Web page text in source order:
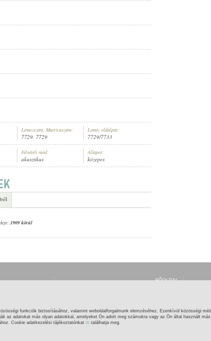
Lemezszám, Matricaszám:
7729, 7729
Lemez oldalpár:
7729/7733
Felvételi mód:
akusztikus
Állapot:
közepes
1909 körül
funkciók biztosításához, valamint weboldalforgalmunk elemzéséhez. Ezenkívül közösségi
az adatokat más olyan adatokkal, amelyeket Ön adott meg számukra vagy az Ön által használt
Cookie adatkezelési tájékoztatónkat itt találhatja meg.
FŐOLDAL
KAPCSOLAT